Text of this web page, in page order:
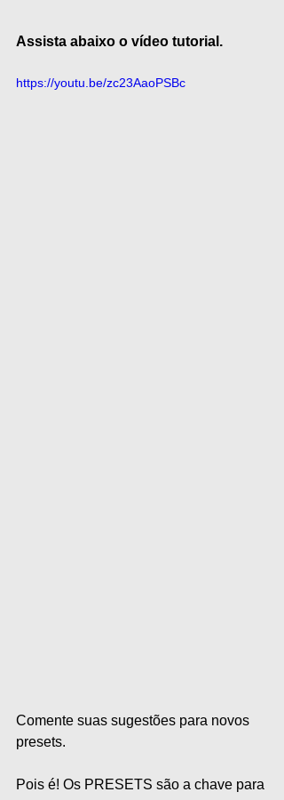
Assista abaixo o vídeo tutorial.
https://youtu.be/zc23AaoPSBc
Comente suas sugestões para novos
presets.
Pois é! Os PRESETS são a chave para